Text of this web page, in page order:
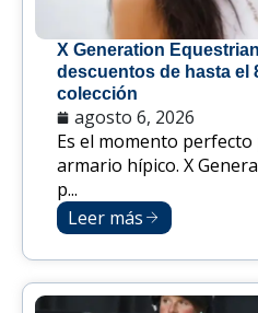
X Generation
descuentos de hasta el
colección
agosto 6, 2026
Es el momento
armario hípico. X
p...
Leer más